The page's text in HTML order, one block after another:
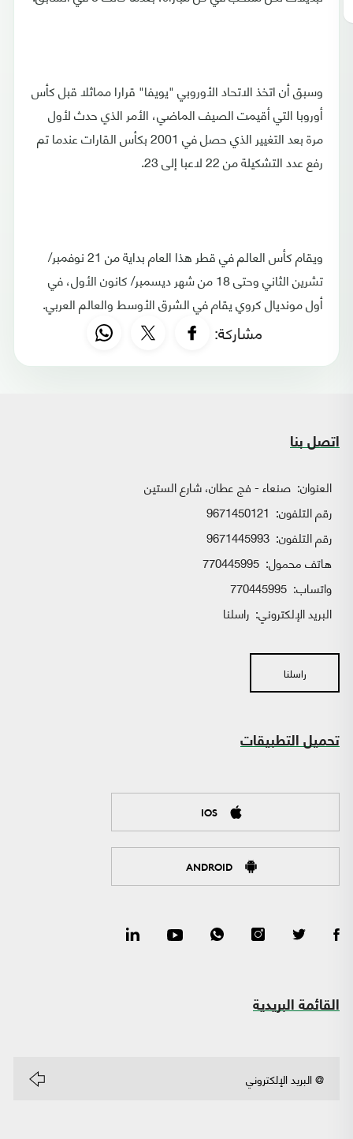
وسبق أن اتخذ الاتحاد الأوروبي "يويفا" قرارا مماثلا قبل كأس
أوروبا التي أقيمت الصيف الماضي، الأمر الذي حدث لأول
مرة بعد التغيير الذي حصل في 2001 بكأس القارات عندما تم
رفع عدد التشكيلة من 22 لاعبا إلى 23.
ويقام كأس العالم في قطر هذا العام بداية من 21 نوفمبر/
تشرين الثاني وحتى 18 من شهر ديسمبر/ كانون الأول، في
أول مونديال كروي يقام في الشرق الأوسط والعالم العربي.​​​​​​​
مشاركة:
اتصل بنا
العنوان: صنعاء - فج عطان، شارع الستين
رقم التلفون: 9671450121
رقم التلفون: 9671445993
هاتف محمول: 770445995
واتساب:
البريد الإلكتروني: راسلنا
راسلنا
تحميل التطبيقات
IOS
ANDROID
القائمة البريدية